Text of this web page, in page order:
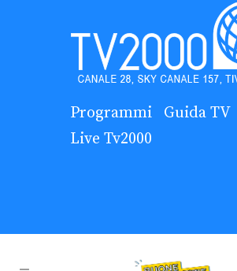
Programmi
Guida TV
Live Tv2000